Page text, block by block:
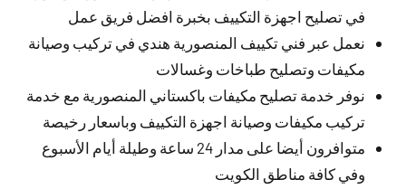
في تصليح اجهزة التكييف بخبرة افضل فريق عمل
نعمل عبر فني تكييف المنصورية هندي في تركيب وصيانة
مكيفات وتصليح طباخات وغسالات
نوفر خدمة تصليح مكيفات باكستاني المنصورية مع خدمة
تركيب مكيفات وصيانة اجهزة التكييف وباسعار رخيصة
متوافرون أيضا على مدار 24 ساعة وطيلة أيام الأسبوع
وفي كافة مناطق الكويت